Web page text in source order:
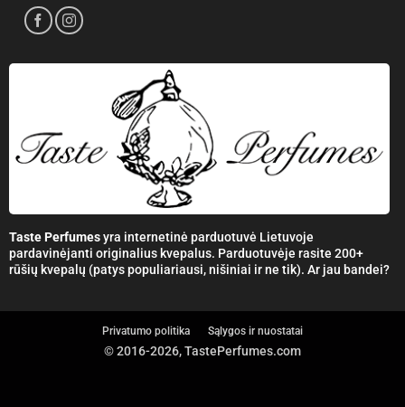
Taste Perfumesyra internetinė parduotuvė Lietuvoje
pardavinėjanti originalius kvepalus. Parduotuvėje rasite 200+
rūšių kvepalų (patys populiariausi, nišiniai ir ne tik). Ar jau bandei?
Privatumo politika Sąlygos ir nuostatai
© 2016-2026, TastePerfumes.com